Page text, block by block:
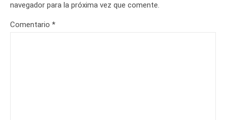
navegador para la próxima vez que comente.
Comentario *